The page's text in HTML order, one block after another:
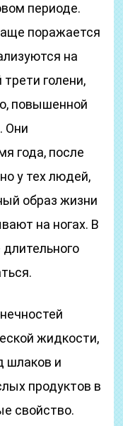
периоде.
поражается
на
голени,
повышенной
Они
года, после
у тех людей,
образ жизни
на ногах. В
жидкости,
шлаков и
продуктов в
свойство.